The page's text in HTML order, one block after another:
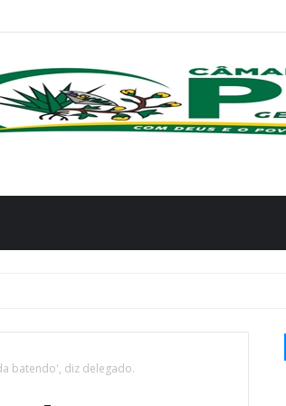
batendo', diz delegado.